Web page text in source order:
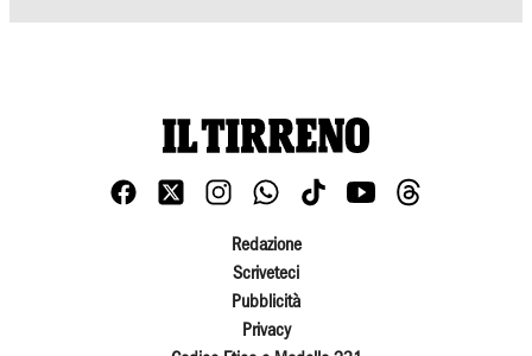
Redazione
Scriveteci
Pubblicità
Privacy